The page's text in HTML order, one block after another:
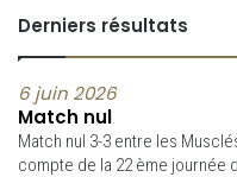
Derniers résultats
6 juin 2026
Match nul
Match nul 3-3 entre les
compte de la 22 ème journée